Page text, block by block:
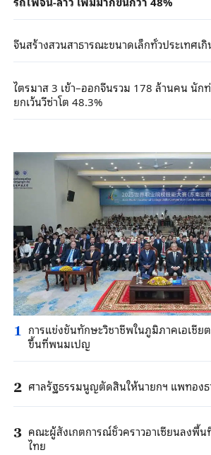
จีนสร้างสวนสาธารณะขนาดเล็กทั่วประเทศเ
ไตรมาส 3 เข้า–ออกจีนรวม 178 ล้านคน นัก
ยกเว้นวีซ่าโต 48.3%
1 การแข่งขันทักษะวิชาชีพในภูมิภาคเอเชีย
ขึ้นที่พนมเปญ
2 ศาลรัฐธรรมนูญตัดสินให้นายกฯ แพทอง
3 คณะผู้สังเกตการณ์ชั่วคราวอาเซียนลงพื้
ไทย